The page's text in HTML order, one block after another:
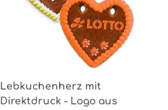
Lebkuchenherz mit
Direktdruck - Logo aus